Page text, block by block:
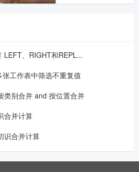
LEFT、RIGHT和REPL...
张工作表中筛选不重复值
类别合并 and 按位置合并
合并计算
识合并计算